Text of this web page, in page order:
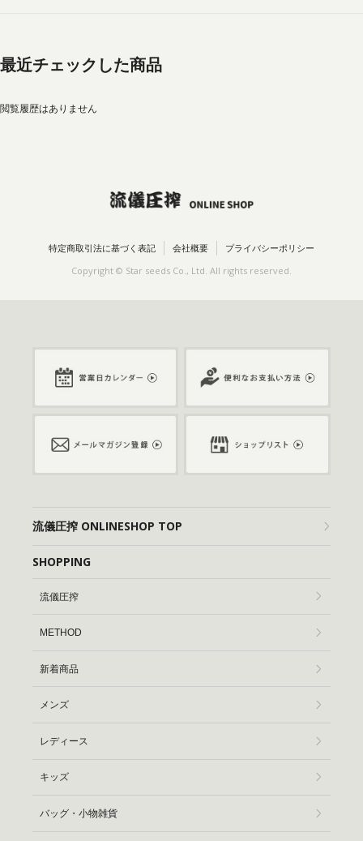
最近チェックした商品
閲覧履歴はありません
特定商取引法に基づく表記 会社概要 プライバシーポリシー
Copyright © Star seeds Co., Ltd. All rights reserved.
流儀圧搾 ONLINESHOP TOP
SHOPPING
流儀圧搾
METHOD
新着商品
メンズ
レディース
キッズ
バッグ・小物雑貨